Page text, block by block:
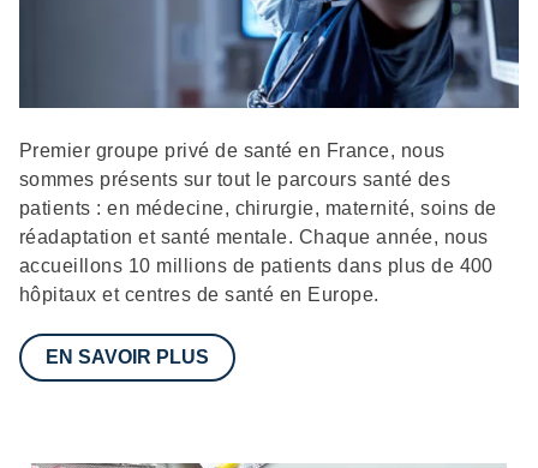
Description
Premier groupe privé de santé en France, nous
sommes présents sur tout le parcours santé des
patients : en médecine, chirurgie, maternité, soins de
réadaptation et santé mentale. Chaque année, nous
accueillons 10 millions de patients dans plus de 400
hôpitaux et centres de santé en Europe.
EN SAVOIR PLUS